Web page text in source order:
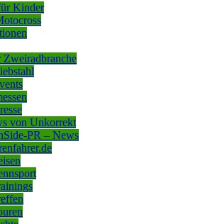
Kinder
Zweiradbranche
von Unkorrekt
PR – News